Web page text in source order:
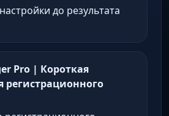
до результата
Pro | Короткая
регистрационного